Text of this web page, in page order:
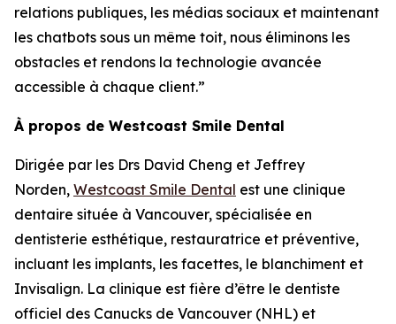
relations publiques, les médias sociaux et maintenant
les chatbots sous un même toit, nous éliminons les
obstacles et rendons la technologie avancée
accessible à chaque client.”
À propos de Westcoast Smile Dental
Dirigée par les Drs David Cheng et Jeffrey
Norden, Westcoast Smile Dental est une clinique
dentaire située à Vancouver, spécialisée en
dentisterie esthétique, restauratrice et préventive,
incluant les implants, les facettes, le blanchiment et
Invisalign. La clinique est fière d’être le dentiste
officiel des Canucks de Vancouver (NHL) et